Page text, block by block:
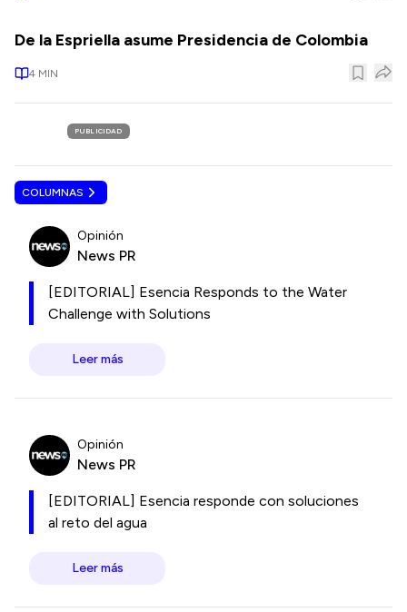
De la Espriella asume Presidencia de Colombia
4 MIN
PUBLICIDAD
COLUMNAS
Opinión
News PR
[EDITORIAL] Esencia Responds to the Water
Challenge with Solutions
Leer más
Opinión
News PR
[EDITORIAL] Esencia responde con soluciones
al reto del agua
Leer más